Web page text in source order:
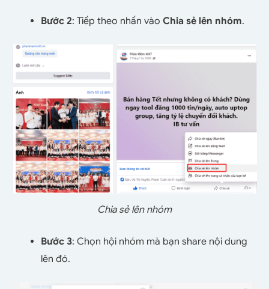
Bước 2: Tiếp theo nhấn vào Chia sẻ lên nhóm.
Chia sẻ lên nhóm
Bước 3: Chọn hội nhóm mà bạn share nội dung
lên đó.